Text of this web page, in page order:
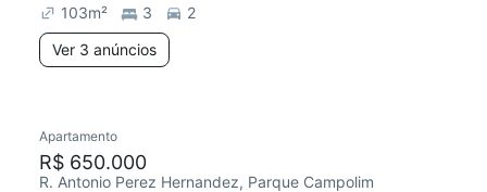
103m² 3
2
Ver 3 anúncios
Apartamento
R$ 650.000
R. Antonio Perez Hernandez, Parque Campolim